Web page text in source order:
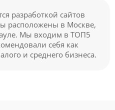
разработкой сайтов
расположены в Москве,
Мы входим в ТОП5
себя как
и среднего бизнеса.